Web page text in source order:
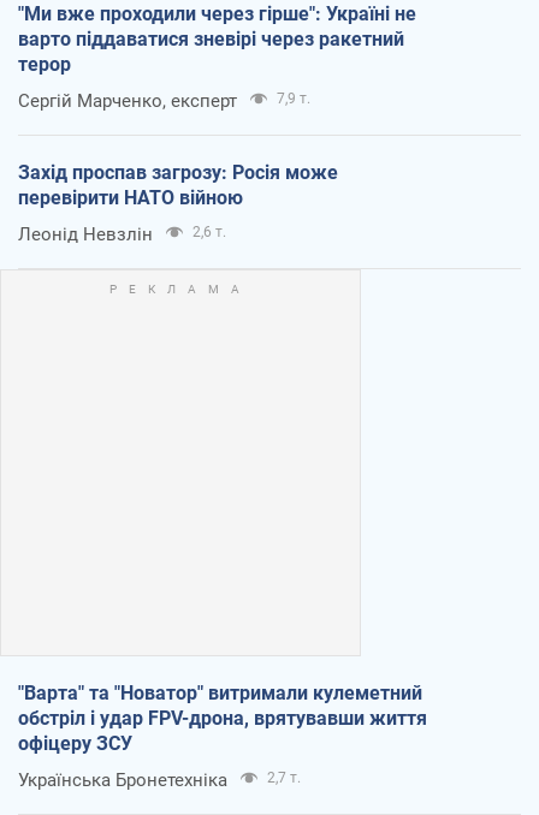
"Ми вже проходили через гірше": Україні не
варто піддаватися зневірі через ракетний
терор
Сергій Марченко, експерт 7,9 т.
Захід проспав загрозу: Росія може
перевірити НАТО війною
Леонід Невзлін 2,6 т.
"Варта" та "Новатор" витримали кулеметний
обстріл і удар FPV-дрона, врятувавши життя
офіцеру ЗСУ
Українська Бронетехніка 2,7 т.